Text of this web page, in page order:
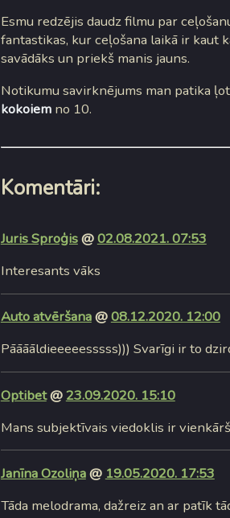
Esmu redzējis daudz filmu par
fantastikas, kur ceļošana laikā ir kaut
savādāks un priekš manis jauns.
Notikumu savirknējums man patika
kokoiemno 10.
Komentāri:
Juris Sproģis@02.08.2021. 07:53
Interesants vāks
Auto atvēršana@08.12.2020. 12:00
Pāāāāldieeeeesssss))) Svarīgi ir to
Optibet@23.09.2020. 15:10
Mans subjektīvais viedoklis ir
Janīna Ozoliņa@ 19.05.2020. 17:53
Tāda melodrama, dažreiz an ar patīk